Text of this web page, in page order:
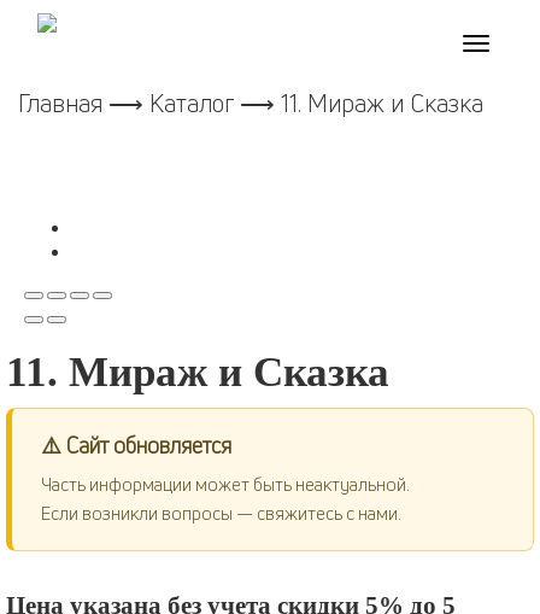
Toggle
Главная ⟶ Каталог ⟶ 11. Мираж и Сказка
11. Мираж и Сказка
⚠️ Сайт обновляется
Часть информации может быть неактуальной.
Если возникли вопросы — свяжитесь с нами.
Цена указана без учета скидки 5% до 5